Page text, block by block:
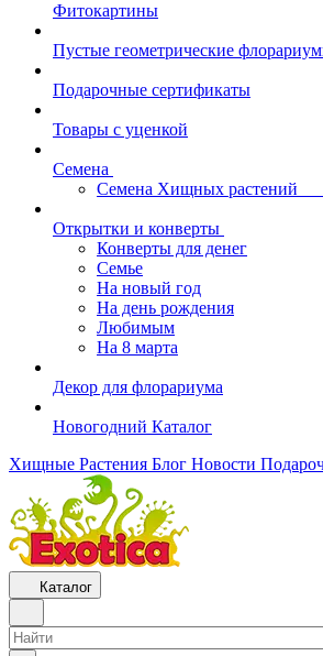
Фитокартины
Пустые геометрические
Подарочные сертификаты
Товары с уценкой
Семена
Семена Хищных растений
Открытки и конверты
Конверты для денег
Семье
На новый год
На день рождения
Любимым
На 8 марта
Декор для флорариума
Новогодний Каталог
Хищные Растения Блог Новости
Каталог